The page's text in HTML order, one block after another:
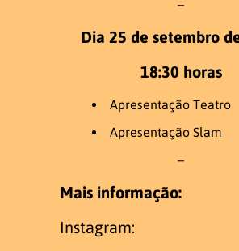
–
Dia 25 de setembro
18:30 horas
Apresentação Teatro
Apresentação Slam
–
Mais informação:
Instagram: